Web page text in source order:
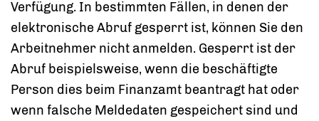
Verfügung. In bestimmten Fällen, in denen der
elektronische Abruf gesperrt ist, können Sie den
Arbeitnehmer nicht anmelden. Gesperrt ist der
Abruf beispielsweise, wenn die beschäftigte
Person dies beim Finanzamt beantragt hat oder
wenn falsche Meldedaten gespeichert sind und